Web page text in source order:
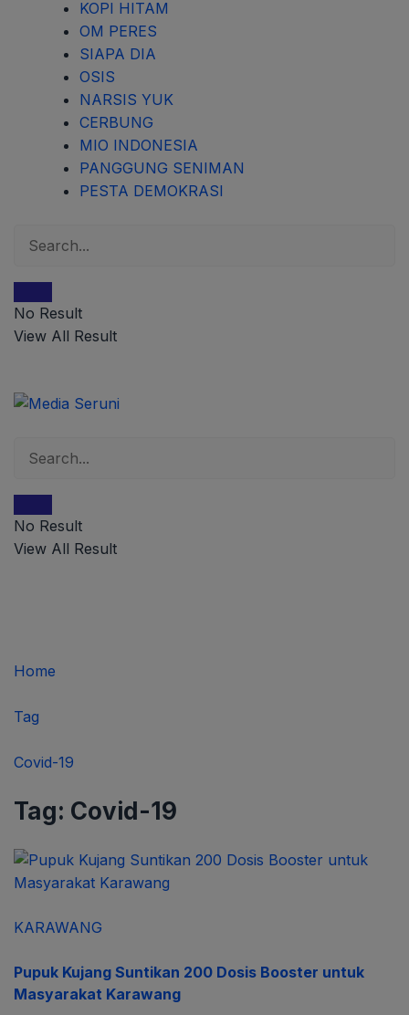
KOPI HITAM
OM PERES
SIAPA DIA
OSIS
NARSIS YUK
CERBUNG
MIO INDONESIA
PANGGUNG SENIMAN
PESTA DEMOKRASI
No Result
View All Result
No Result
View All Result
Home
Tag
Covid-19
Tag: Covid-19
KARAWANG
Pupuk Kujang Suntikan 200 Dosis Booster untuk
Masyarakat Karawang